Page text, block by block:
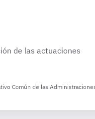
de las actuaciones
Común de las